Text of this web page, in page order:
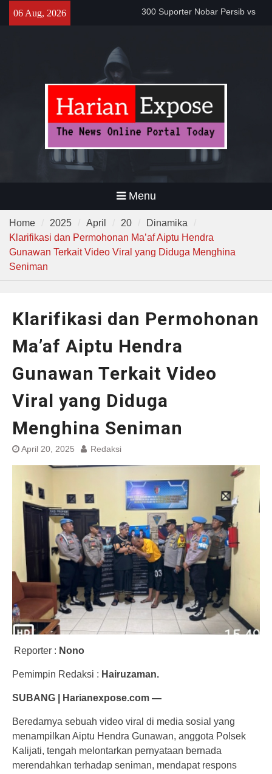
06 Aug, 2026
Bobotoh dan Jack Mania —
MUI ke Al-Azhar dan Madinah
Menu
Home 2025 April 20
Dinamika
Klarifikasi dan Permohonan Ma’af Aiptu Hendra
Gunawan Terkait Video Viral yang Diduga Menghina
Seniman
Klarifikasi dan Permohonan
Ma’af Aiptu Hendra
Gunawan Terkait Video
Viral yang Diduga
Menghina Seniman
April 20, 2025 Redaksi
Reporter : Nono
Pemimpin Redaksi : Hairuzaman.
SUBANG | Harianexpose.com —
Beredarnya sebuah video viral di media sosial yang
menampilkan Aiptu Hendra Gunawan, anggota Polsek
Kalijati, tengah melontarkan pernyataan bernada
merendahkan terhadap seniman, mendapat respons